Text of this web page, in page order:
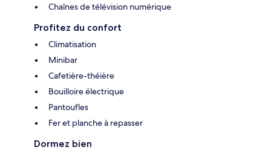
Chaînes de télévision numérique
Profitez du confort
Climatisation
Minibar
Cafetière-théière
Bouilloire électrique
Pantoufles
Fer et planche à repasser
Dormez bien